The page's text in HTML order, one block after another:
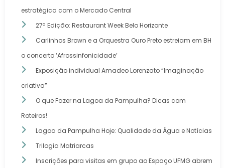
estratégica com o Mercado Central
27ª Edição: Restaurant Week Belo Horizonte
Carlinhos Brown e a Orquestra Ouro Preto estreiam em BH
o concerto ‘Afrossinfonicidade’
Exposição individual Amadeo Lorenzato “Imaginação
criativa”
O que Fazer na Lagoa da Pampulha? Dicas com
Roteiros!
Lagoa da Pampulha Hoje: Qualidade da Água e Notícias
Trilogia Matriarcas
Inscrições para visitas em grupo ao Espaço UFMG abrem